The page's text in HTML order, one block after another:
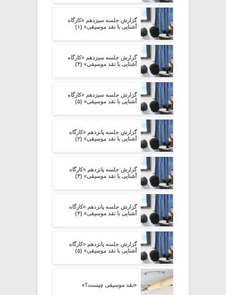
گزارش جلسه سیزدهم «کارگاه
آشنایی با نقد موسیقی» (۱)
گزارش جلسه سیزدهم «کارگاه
آشنایی با نقد موسیقی» (۴)
گزارش جلسه سیزدهم «کارگاه
آشنایی با نقد موسیقی» (۵)
گزارش جلسه پانزدهم «کارگاه
آشنایی با نقد موسیقی» (۲)
گزارش جلسه پانزدهم «کارگاه
آشنایی با نقد موسیقی» (۳)
گزارش جلسه پانزدهم «کارگاه
آشنایی با نقد موسیقی» (۴)
گزارش جلسه پانزدهم «کارگاه
آشنایی با نقد موسیقی» (۵)
«نقد موسیقی چیست؟»